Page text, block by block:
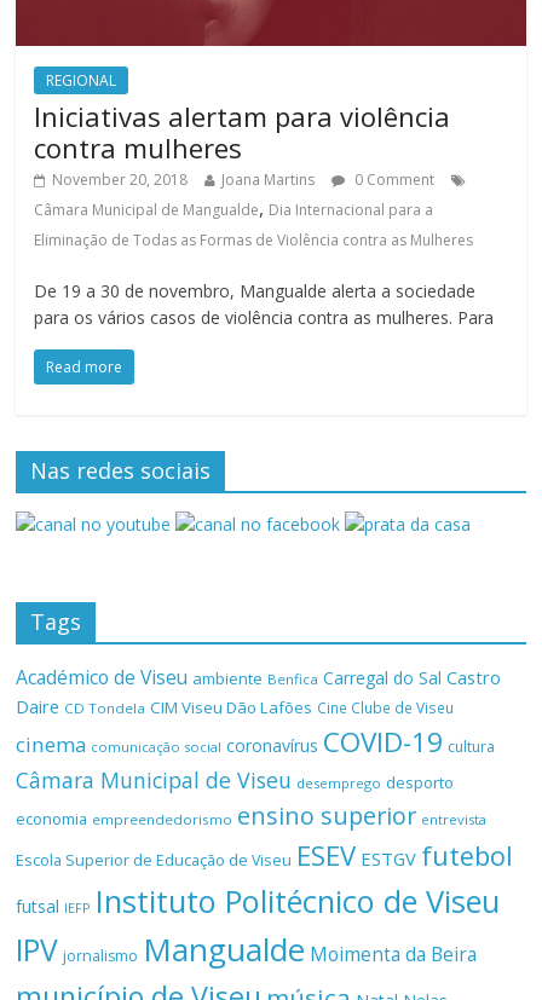
REGIONAL
Iniciativas alertam para violência
contra mulheres
November 20, 2018 Joana Martins
0 Comment
Câmara Municipal de Mangualde, Dia Internacional para a
Eliminação de Todas as Formas de Violência contra as Mulheres
De 19 a 30 de novembro, Mangualde alerta a sociedade
para os vários casos de violência contra as mulheres. Para
Read more
Nas redes sociais
Tags
Académico de Viseu ambiente Benfica Carregal do Sal Castro
Daire CD Tondela CIM Viseu Dão Lafões Cine Clube de Viseu
cinema comunicação social coronavírus COVID-19 cultura
Câmara Municipal de Viseu desemprego desporto
economia empreendedorismo ensino superior entrevista
Escola Superior de Educação de Viseu ESEV ESTGV futebol
futsal IEFP Instituto Politécnico de Viseu
IPV jornalismo Mangualde Moimenta da Beira